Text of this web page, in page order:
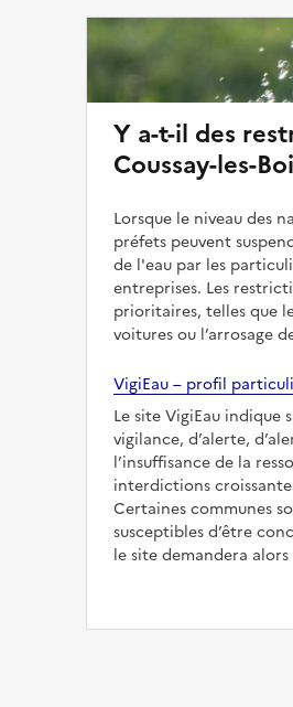
Y a-t-il des
Coussay-les-
Lorsque le niveau des
préfets peuvent
de l'eau par les
entreprises. Les
prioritaires, telles que
voitures ou l’arrosage
VigiEau – profil
Le site VigiEau indique
vigilance, d’alerte,
l’insuffisance de la
interdictions
Certaines communes
susceptibles d’être
le site demandera alors